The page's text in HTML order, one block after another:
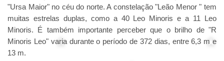
"Ursa Maior" no céu do norte. A constelação "Leão Menor " tem
muitas estrelas duplas, como a 40 Leo Minoris e a 11 Leo
Minoris. É também importante perceber que o brilho de "R
Minoris Leo" varia durante o período de 372 dias, entre 6,3 m e
13 m.